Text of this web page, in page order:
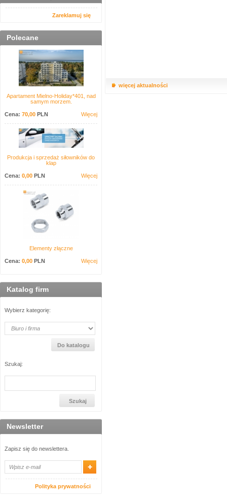
Zareklamuj się
Polecane
Apartament Mielno-Holiday*401, nad
samym morzem.
Cena: 70,00 PLN Więcej
Produkcja i sprzedaż siłowników do
klap
Cena: 0,00 PLN Więcej
Elementy złączne
Cena: 0,00 PLN Więcej
Katalog firm
Wybierz kategorię:
Szukaj:
Newsletter
Zapisz się do newslettera.
Polityka prywatności
więcej aktualności